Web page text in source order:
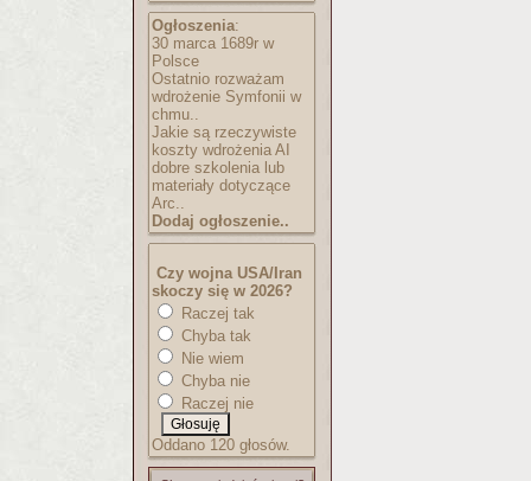
Ogłoszenia:
30 marca 1689r w
Polsce
Ostatnio rozważam
wdrożenie Symfonii w
chmu..
Jakie są rzeczywiste
koszty wdrożenia AI
dobre szkolenia lub
materiały dotyczące
Arc..
Dodaj ogłoszenie..
Czy wojna USA/Iran
skoczy się w 2026?
Raczej tak
Chyba tak
Nie wiem
Chyba nie
Raczej nie
Oddano 120 głosów.